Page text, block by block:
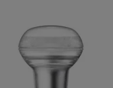
Żarówka
Żarówka
Żarówka
Żarówki